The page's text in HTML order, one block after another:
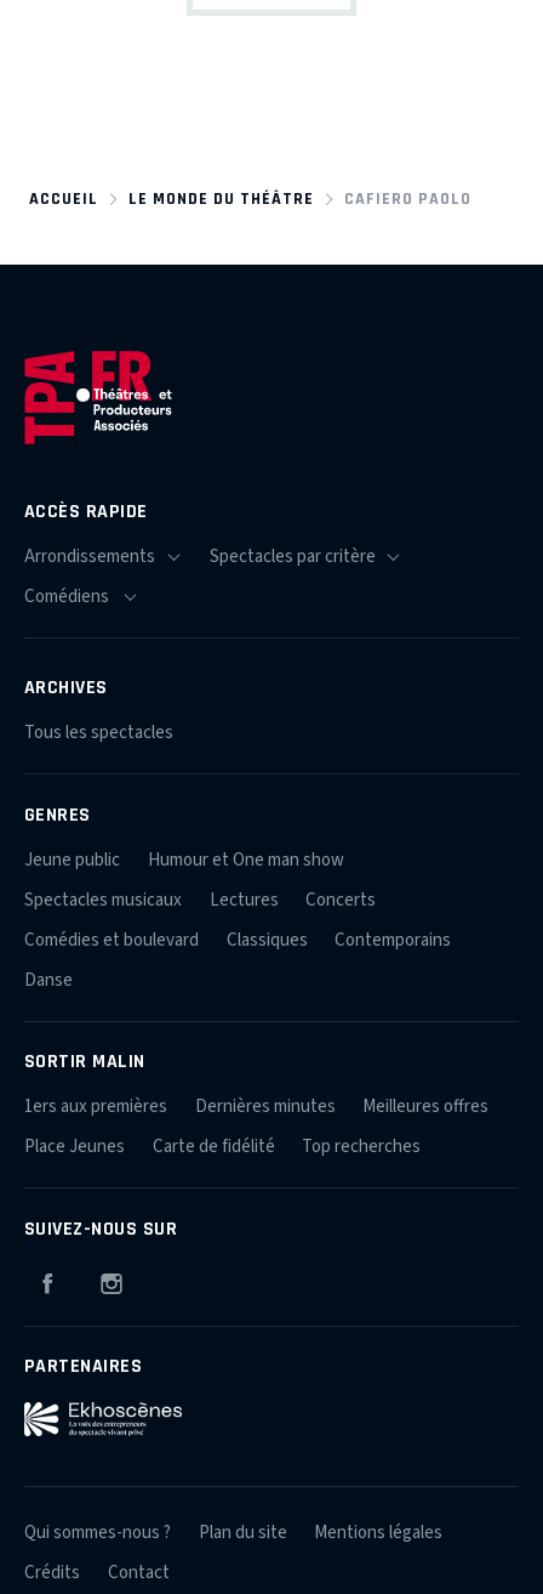
ACCUEIL LE MONDE DU THÉÂTRE CAFIERO PAOLO
ACCÈS RAPIDE
ARCHIVES
Tous les spectacles
GENRES
Jeune public
Humour et One man show
Spectacles musicaux
Lectures
Concerts
Comédies et boulevard
Classiques
Contemporains
Danse
SORTIR MALIN
1ers aux premières Dernières minutes
Meilleures offres
Place Jeunes
Carte de fidélité Top recherches
SUIVEZ-NOUS SUR
Facebook
PARTENAIRES
Qui sommes-nous ? Plan du site
Mentions légales
Crédits
Contact